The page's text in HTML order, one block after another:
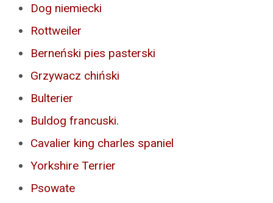
Dog niemiecki
Rottweiler
Berneński pies pasterski
Grzywacz chiński
Bulterier
Buldog francuski.
Cavalier king charles spaniel
Yorkshire Terrier
Psowate